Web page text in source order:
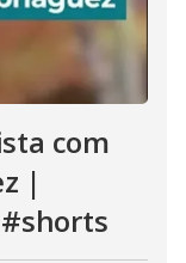
com
|